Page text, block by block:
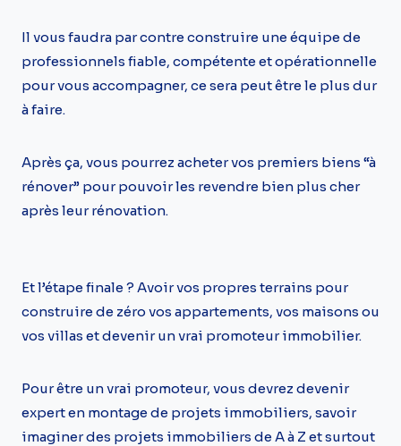
Il vous faudra par contre construire une équipe de
professionnels fiable, compétente et opérationnelle
pour vous accompagner, ce sera peut être le plus dur
à faire.
Après ça, vous pourrez acheter vos premiers biens “à
rénover” pour pouvoir les revendre bien plus cher
après leur rénovation.
Et l’étape finale ? Avoir vos propres terrains pour
construire de zéro vos appartements, vos maisons ou
vos villas et devenir un vrai promoteur immobilier.
Pour être un vrai promoteur, vous devrez devenir
expert en montage de projets immobiliers, savoir
imaginer des projets immobiliers de A à Z et surtout